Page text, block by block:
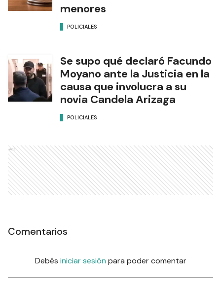
menores
POLICIALES
Se supo qué declaró Facundo
Moyano ante la Justicia en la
causa que involucra a su
novia Candela Arizaga
POLICIALES
Ads
Comentarios
Debés iniciar sesión para poder comentar